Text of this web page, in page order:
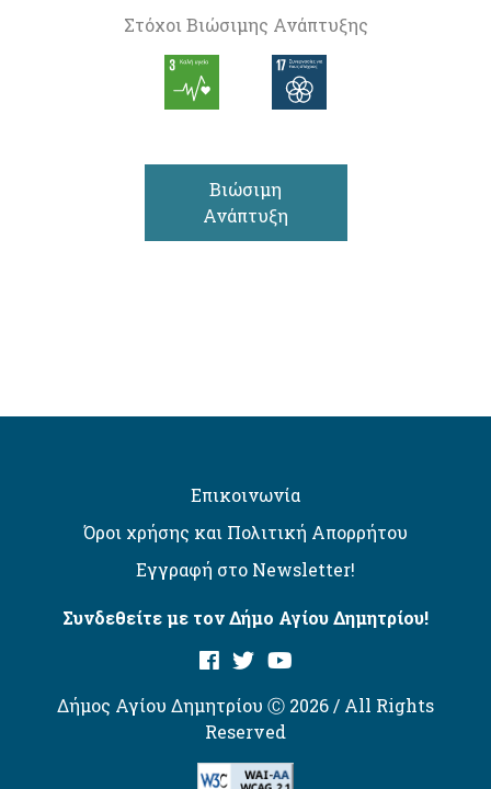
Στόχοι Βιώσιμης Ανάπτυξης
Βιώσιμη
Ανάπτυξη
Επικοινωνία
Όροι χρήσης και Πολιτική Απορρήτου
Εγγραφή στο Newsletter!
Συνδεθείτε με τον Δήμο Αγίου Δημητρίου!
Δήμος Αγίου Δημητρίου Ⓒ 2026 / All Rights
Reserved